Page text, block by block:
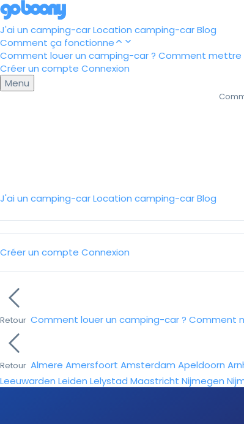
J'ai un camping-carLocation camping-carBlog
Comment ça fonctionne
Comment louer un camping-car ? Comment mettre
Créer un compte Connexion
Menu
J'ai un camping-carLocation camping-carBlog
Créer un compte Connexion
Retour Comment louer un camping-car ? Comment
Retour Almere Amersfoort Amsterdam Apeldoorn
Leeuwarden Leiden Lelystad Maastricht Nijmegen